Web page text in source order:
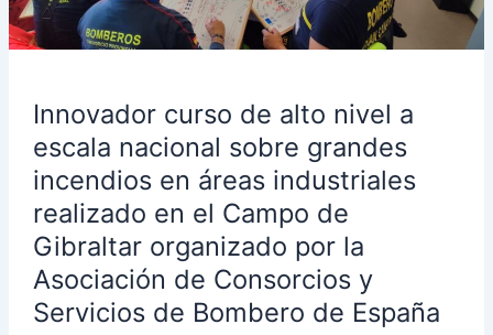
Innovador curso de alto nivel a
escala nacional sobre grandes
incendios en áreas industriales
realizado en el Campo de
Gibraltar organizado por la
Asociación de Consorcios y
Servicios de Bombero de España
escala
nacional
incendios
en
áreas
industriales
realizado
en
el
Campo
de